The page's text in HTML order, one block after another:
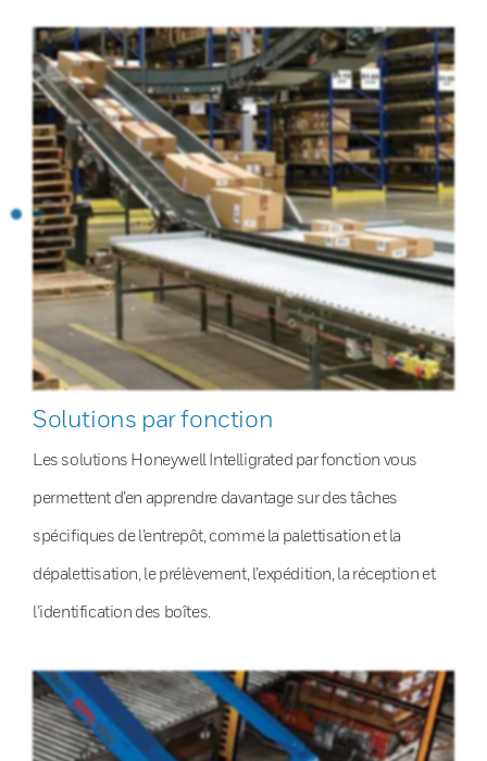
Solutions par fonction
Les solutions Honeywell Intelligrated par fonction vous
permettent d’en apprendre davantage sur des tâches
spécifiques de l’entrepôt, comme la palettisation et la
dépalettisation, le prélèvement, l’expédition, la réception et
l’identification des boîtes.